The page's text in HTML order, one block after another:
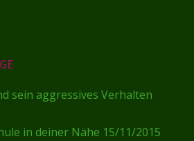
sein aggressives Verhalten
in deiner Nähe 15/11/2015